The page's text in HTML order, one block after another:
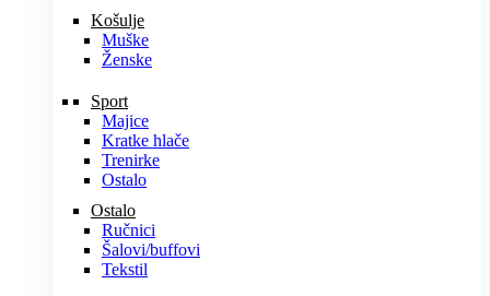
Košulje
Muške
Ženske
Sport
Majice
Kratke hlače
Trenirke
Ostalo
Ostalo
Ručnici
Šalovi/buffovi
Tekstil